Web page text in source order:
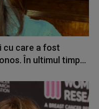
cu care a fost
În ultimul timp...